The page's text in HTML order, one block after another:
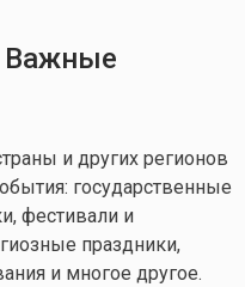
Важные
и других регионов
государственные
фестивали и
праздники,
и многое другое.